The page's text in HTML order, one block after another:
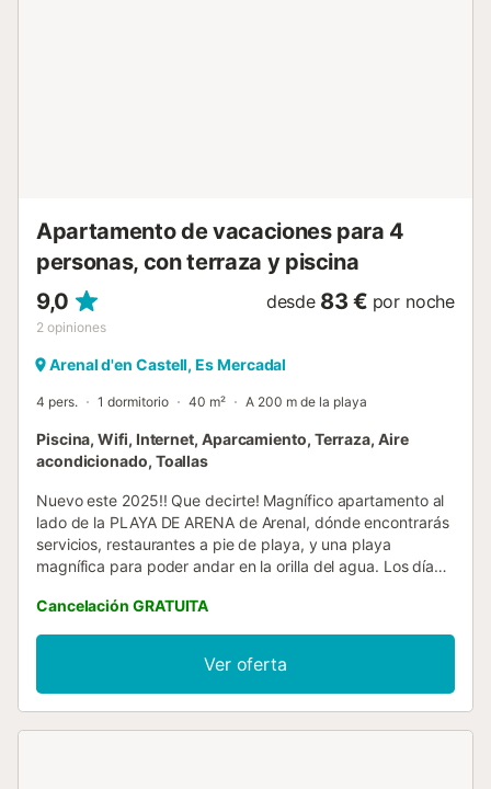
Apartamento de vacaciones para 4
personas, con terraza y piscina
9,0
2 opiniones
desde 83 € por noche
Arenal d'en Castell, Es Mercadal
4 pers. 1 dormitorio 40 m² A 200 m de la playa
Piscina, Wifi, Internet, Aparcamiento, Terraza, Aire
acondicionado, Toallas
Nuevo este 2025!! Que decirte! Magnífico apartamento al
lado de la PLAYA DE ARENA de Arenal, dónde encontrarás
servicios, restaurantes a pie de playa, y una playa
magnífica para poder andar en la orilla del agua. Los días
piscina comunitaria, muy amplia, la que te refrescará
estando a 15 metros de tu apartamento. El apartamento,
decorado con cariño, con terraza totalmente amueblada
frente al mar, te invita a desayunar con la brisa. Aire
acondicionado para los días más calurosos o calefacción
Cancelación GRATUITA
Ver oferta